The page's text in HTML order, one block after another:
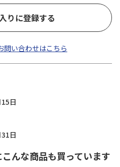
りに登録する
問い合わせはこちら
日
日
んな商品も買っています